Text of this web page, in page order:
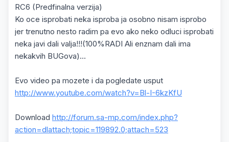
RC6 (Predfinalna verzija)
Ko oce isprobati neka isproba ja osobno nisam isprobo
jer trenutno nesto radim pa evo ako neko odluci isprobati
neka javi dali valja!!!(100%RADI Ali enznam dali ima
nekakvih BUGova)...
Evo video pa mozete i da pogledate usput
http://www.youtube.com/watch?v=Bl-I-6kzKfU
Download http://forum.sa-mp.com/index.php?
action=dlattach;topic=119892.0;attach=523